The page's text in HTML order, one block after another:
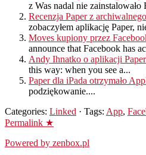
z Was nadal nie zainstalowało
Recenzja Paper z
zobaczyłem aplikację Paper,
Moves kupiony przez
announce that Facebook has
Andy Ihnatko o aplikacji
this way: when you see a...
Paper dla iPada otrzymało
podziękowanie....
Categories: Linked · Tags: App,
Permalink ★
Powered by zenbox.pl